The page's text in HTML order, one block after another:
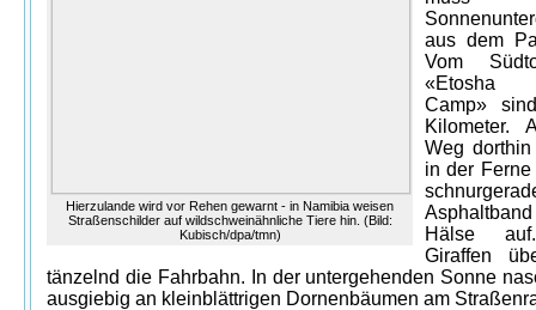
Hierzulande wird vor Rehen gewarnt - in Namibia weisen
Straßenschilder auf wildschweinähnliche Tiere hin. (Bild:
Kubisch/dpa/tmn)
aus dem
Vom
«Etosha
Camp»
Kilometer.
Weg dorthin
in der Ferne
Hälse
Giraffen
tänzelnd die Fahrbahn. In der untergehenden Sonne
ausgiebig an kleinblättrigen Dornenbäumen am